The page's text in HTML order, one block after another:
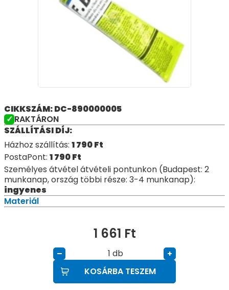
CIKKSZÁM: DC-890000005
RAKTÁRON
SZÁLLÍTÁSI DÍJ:
Házhoz szállítás: 1 790Ft
PostaPont: 1 790Ft
Személyes átvétel átvételi pontunkon (Budapest: 2
munkanap, ország többi része: 3-4 munkanap):
ingyenes
Materiál
1 661 Ft
– db
+
KOSÁRBA TESZEM